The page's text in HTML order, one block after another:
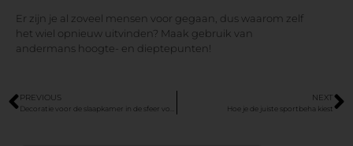
Er zijn je al zoveel mensen voor gegaan, dus waarom zelf
het wiel opnieuw uitvinden? Maak gebruik van
andermans hoogte- en dieptepunten!
PREVIOUS NEXT
Hoe je de juiste sportbeha kiest